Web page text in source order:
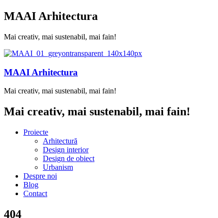
MAAI Arhitectura
Mai creativ, mai sustenabil, mai fain!
MAAI Arhitectura
Mai creativ, mai sustenabil, mai fain!
Mai creativ, mai sustenabil, mai fain!
Proiecte
Arhitectură
Design interior
Design de obiect
Urbanism
Despre noi
Blog
Contact
404